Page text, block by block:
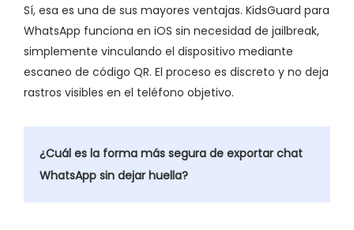
Sí, esa es una de sus mayores ventajas. KidsGuard para
WhatsApp funciona en iOS sin necesidad de jailbreak,
simplemente vinculando el dispositivo mediante
escaneo de código QR. El proceso es discreto y no deja
rastros visibles en el teléfono objetivo.
¿Cuál es la forma más segura de exportar chat
WhatsApp sin dejar huella?